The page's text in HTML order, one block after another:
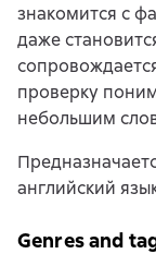
знакомится с
даже
проверку
небольшим
английский
Genres and